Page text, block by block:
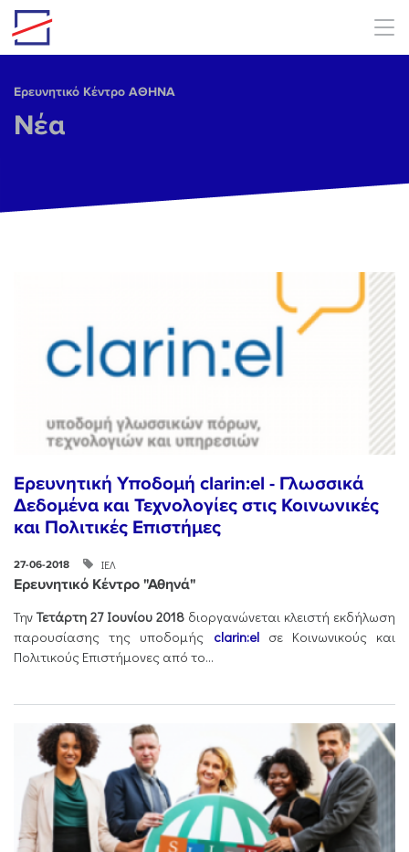
Skip to main content
Ερευνητικό Κέντρο ΑΘΗΝΑ
Νέα
Ερευνητική Υποδομή clarin:el - Γλωσσικά
Δεδομένα και Τεχνολογίες στις Κοινωνικές
και Πολιτικές Επιστήμες
27-06-2018 ΙΕΛ
Ερευνητικό Κέντρο "Αθηνά"
ΤηνΤετάρτη 27 Ιουνίου 2018 διοργανώνεται κλειστή εκδήλωση
παρουσίασης της υποδομής clarin:elσε Κοινωνικούς και
Πολιτικούς Επιστήμονες από το...